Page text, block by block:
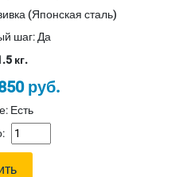
(Японская сталь)
шаг: Да
кг.
руб.
Есть